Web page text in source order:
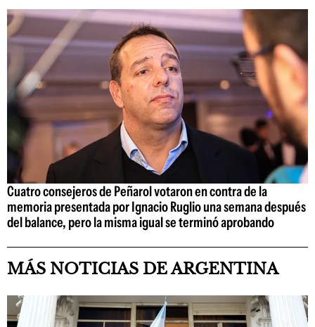
Cuatro consejeros de Peñarol votaron en contra de la
memoria presentada por Ignacio Ruglio una semana después
del balance, pero la misma igual se terminó aprobando
MÁS NOTICIAS DE ARGENTINA